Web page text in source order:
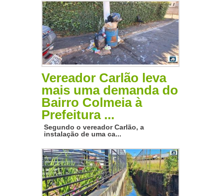
Vereador Carlão leva
mais uma demanda do
Bairro Colmeia à
Prefeitura ...
Segundo o vereador Carlão, a
instalação de uma ca...